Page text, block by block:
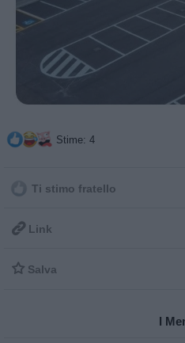
Stime: 4
Ti stimo fratello
 Link
 Salva
I